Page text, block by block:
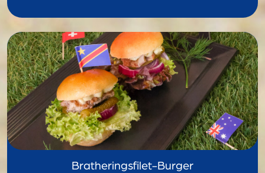
Bratheringsfilet-Burger